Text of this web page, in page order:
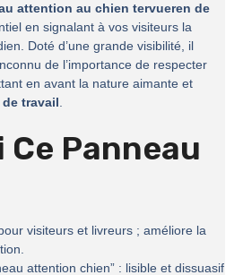
attention au chien tervueren de
en signalant à vos visiteurs la
Doté d’une grande visibilité, il
de l’importance de respecter
en avant la nature aimante et
travail.
Panneau
visiteurs et livreurs ; améliore la
attention chien” : lisible et dissuasif